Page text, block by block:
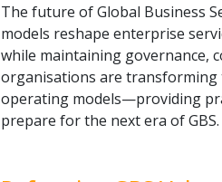
The future of Global Business
models reshape enterprise
while maintaining governance,
organisations are transforming
operating models—providing
prepare for the next era of GBS.